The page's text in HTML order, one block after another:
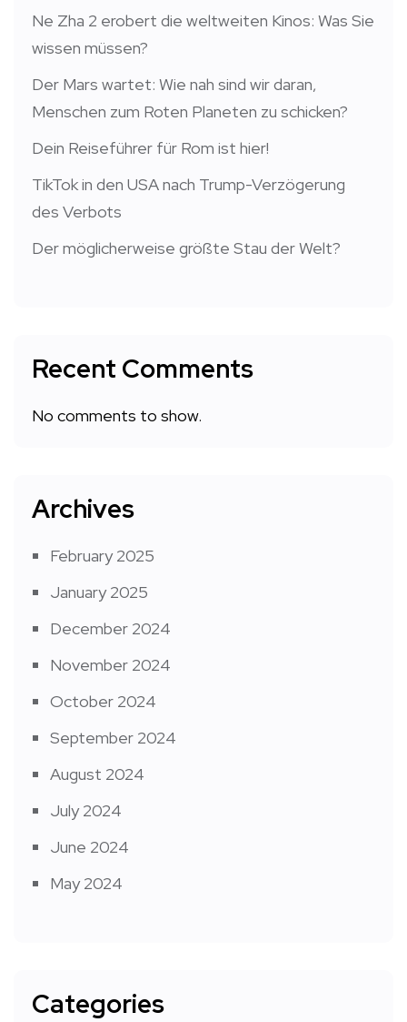
Ne Zha 2 erobert die weltweiten Kinos: Was Sie
wissen müssen?
Der Mars wartet: Wie nah sind wir daran,
Menschen zum Roten Planeten zu schicken?
Dein Reiseführer für Rom ist hier!
TikTok in den USA nach Trump-Verzögerung
des Verbots
Der möglicherweise größte Stau der Welt?
Recent Comments
No comments to show.
Archives
February 2025
January 2025
December 2024
November 2024
October 2024
September 2024
August 2024
July 2024
June 2024
May 2024
Categories